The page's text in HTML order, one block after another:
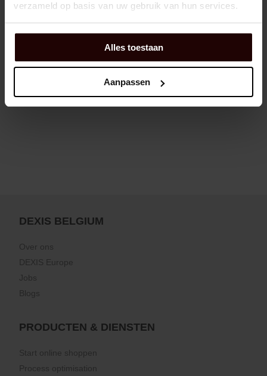
verzameld op basis van uw gebruik van hun services.
Alles toestaan
Aanpassen
DEXIS BELGIUM
Over ons
DEXIS Europe
Jobs
Blogs
PRODUCTEN & DIENSTEN
Start online shoppen
Process optimisation